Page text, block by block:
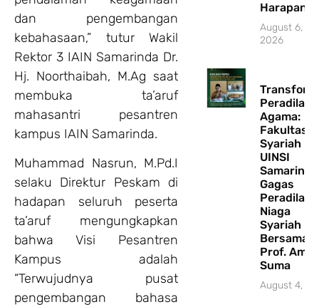
dan pengembangan
kebahasaan,” tutur Wakil
Rektor 3 IAIN Samarinda Dr.
Hj. Noorthaibah, M.Ag saat
membuka ta’aruf
mahasantri pesantren
kampus IAIN Samarinda.
Muhammad Nasrun, M.Pd.I
selaku Direktur Peskam di
hadapan seluruh peserta
ta’aruf mengungkapkan
bahwa Visi Pesantren
Kampus adalah
“Terwujudnya pusat
pengembangan bahasa
Harapan II
August 6,
2026
Peradilan
Agama:
Fakultas
Syariah
UINSI
Samarinda
Gagas
Peradilan
Niaga
Syariah
Bersama
Prof. Amin
Suma
August 4,